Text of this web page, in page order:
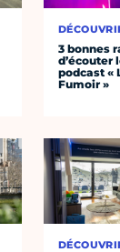
3 bonnes
d’écouter
podcast «
Fumoir »